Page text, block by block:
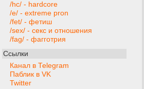
/hc/ - hardcore
/e/ - extreme pron
/fet/ - фетиш
/sex/ - секс и отношения
/fag/ - фагготрия
Ссылки
Канал в Telegram
Паблик в VK
Twitter